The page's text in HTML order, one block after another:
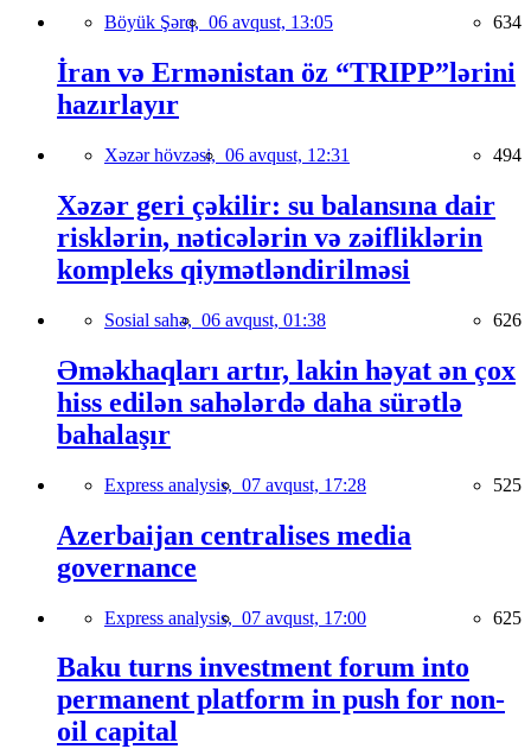
Böyük Şərq, 06 avqust, 13:05 634
İran və Ermənistan öz “TRIPP”lərini
hazırlayır
Xəzər hövzəsi, 06 avqust, 12:31 494
Xəzər geri çəkilir: su balansına dair
risklərin, nəticələrin və zəifliklərin
kompleks qiymətləndirilməsi
Sosial sahə, 06 avqust, 01:38 626
Əməkhaqları artır, lakin həyat ən çox
hiss edilən sahələrdə daha sürətlə
bahalaşır
Express analysis, 07 avqust, 17:28 525
Azerbaijan centralises media
governance
Express analysis, 07 avqust, 17:00 625
Baku turns investment forum into
permanent platform in push for non-
oil capital